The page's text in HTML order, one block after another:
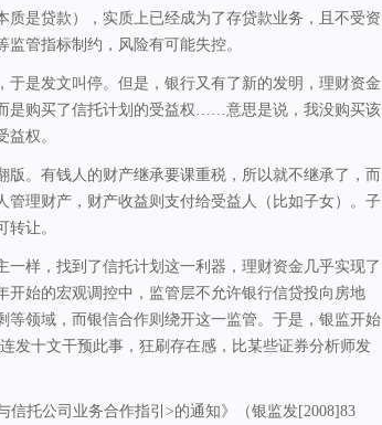
质是贷款），实质上已经成为了存贷款业务，且不受资
管指标制约，风险有可能失控。
于是发文叫停。但是，银行又有了新的发明，理财资金
是购买了信托计划的受益权……意思是说，我没购买该
权。
版。有钱人的财产继承要课重税，所以就不继承了，而
管理财产，财产收益则支付给受益人（比如子女）。子
让。
一样，找到了信托计划这一利器，理财资金几乎实现了
开始的宏观调控中，监管层不允许银行信贷投向房地
等领域，而银信合作则绕开这一监管。于是，银监开始
发十文干预此事，狂刷存在感，比某些证券分析师发
信托公司业务合作指引>的通知》（银监发[2008]83